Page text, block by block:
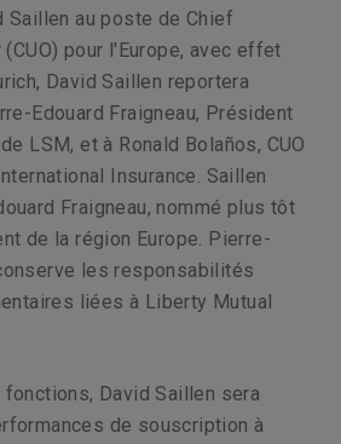
Saillen au poste de Chief
pour l'Europe, avec effet
David Saillen reportera
Edouard Fraigneau, Président
LSM, et à Ronald Bolaños, CUO
Insurance. Saillen
Fraigneau, nommé plus tôt
de la région Europe. Pierre-
les responsabilités
liées à Liberty Mutual
David Saillen sera
de souscription à